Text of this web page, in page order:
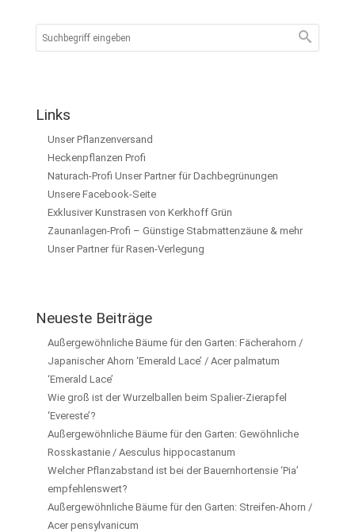
Links
Unser Pflanzenversand
Heckenpflanzen Profi
Naturach-Profi Unser Partner für Dachbegrünungen
Unsere Facebook-Seite
Exklusiver Kunstrasen von Kerkhoff Grün
Zaunanlagen-Profi – Günstige Stabmattenzäune & mehr
Unser Partner für Rasen-Verlegung
Neueste Beiträge
Außergewöhnliche Bäume für den Garten: Fächerahorn /
Japanischer Ahorn ‘Emerald Lace’ / Acer palmatum
‘Emerald Lace’
Wie groß ist der Wurzelballen beim Spalier-Zierapfel
‘Evereste’?
Außergewöhnliche Bäume für den Garten: Gewöhnliche
Rosskastanie / Aesculus hippocastanum
Welcher Pflanzabstand ist bei der Bauernhortensie ‘Pia’
empfehlenswert?
Außergewöhnliche Bäume für den Garten: Streifen-Ahorn /
Acer pensylvanicum